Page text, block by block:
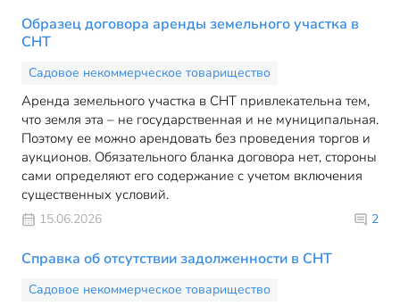
Образец договора аренды земельного участка в
СНТ
Садовое некоммерческое товарищество
Аренда земельного участка в СНТ привлекательна тем,
что земля эта – не государственная и не муниципальная.
Поэтому ее можно арендовать без проведения торгов и
аукционов. Обязательного бланка договора нет, стороны
сами определяют его содержание с учетом включения
существенных условий.
15.06.2026 2
Справка об отсутствии задолженности в СНТ
Садовое некоммерческое товарищество